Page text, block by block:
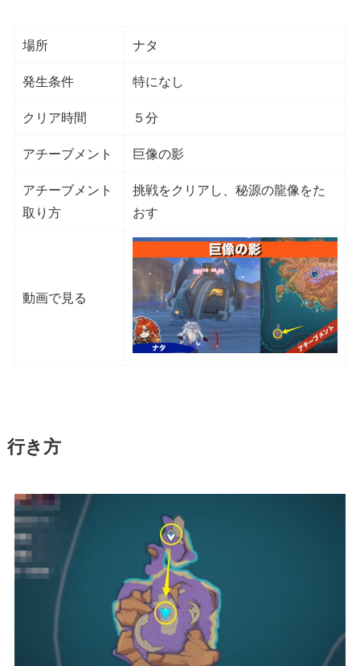
場所 ナタ
発生条件 特になし
クリア時間 ５分
アチーブメント 巨像の影
アチーブメント
取り方
挑戦をクリアし、秘源の龍像をた
おす
動画で見る
行き方